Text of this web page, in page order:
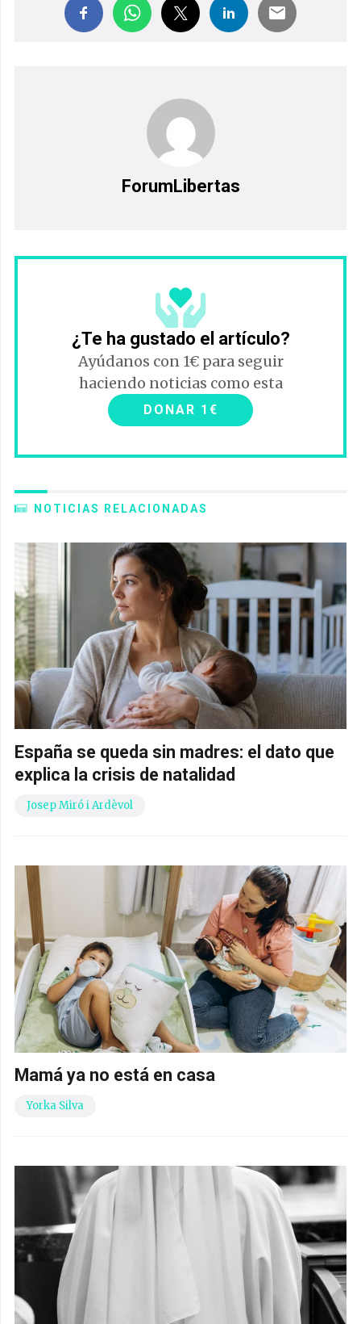
ForumLibertas
¿Te ha gustado el artículo?
Ayúdanos con 1€ para seguir
haciendo noticias como esta
DONAR 1€
NOTICIAS RELACIONADAS
España se queda sin madres: el dato que
explica la crisis de natalidad
Josep Miró i Ardèvol
Mamá ya no está en casa
Yorka Silva